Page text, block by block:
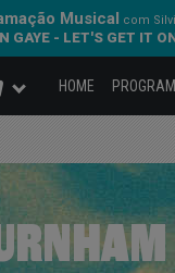
Musical com
GAYE - LET'S GET IT
HOME